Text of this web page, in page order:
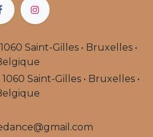
Saint-Gilles • Bruxelles •
Saint-Gilles • Bruxelles •